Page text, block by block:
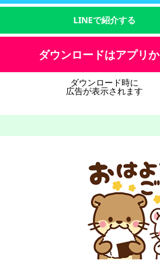
LINEで紹介する
ダウンロードはアプリ
ダウンロード時に
広告が表示されます